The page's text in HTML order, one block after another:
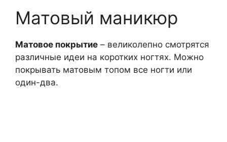
Матовый маникюр
Матовое покрытие – великолепно смотрятся
различные идеи на коротких ногтях. Можно
покрывать матовым топом все ногти или
один-два.